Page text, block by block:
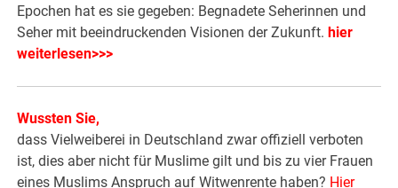
Epochen hat es sie gegeben: Begnadete Seherinnen und
Seher mit beeindruckenden Visionen der Zukunft. hier
weiterlesen>>>
Wussten Sie,
dass Vielweiberei in Deutschland zwar offiziell verboten
ist, dies aber nicht für Muslime gilt und bis zu vier Frauen
eines Muslims Anspruch auf Witwenrente haben? Hier